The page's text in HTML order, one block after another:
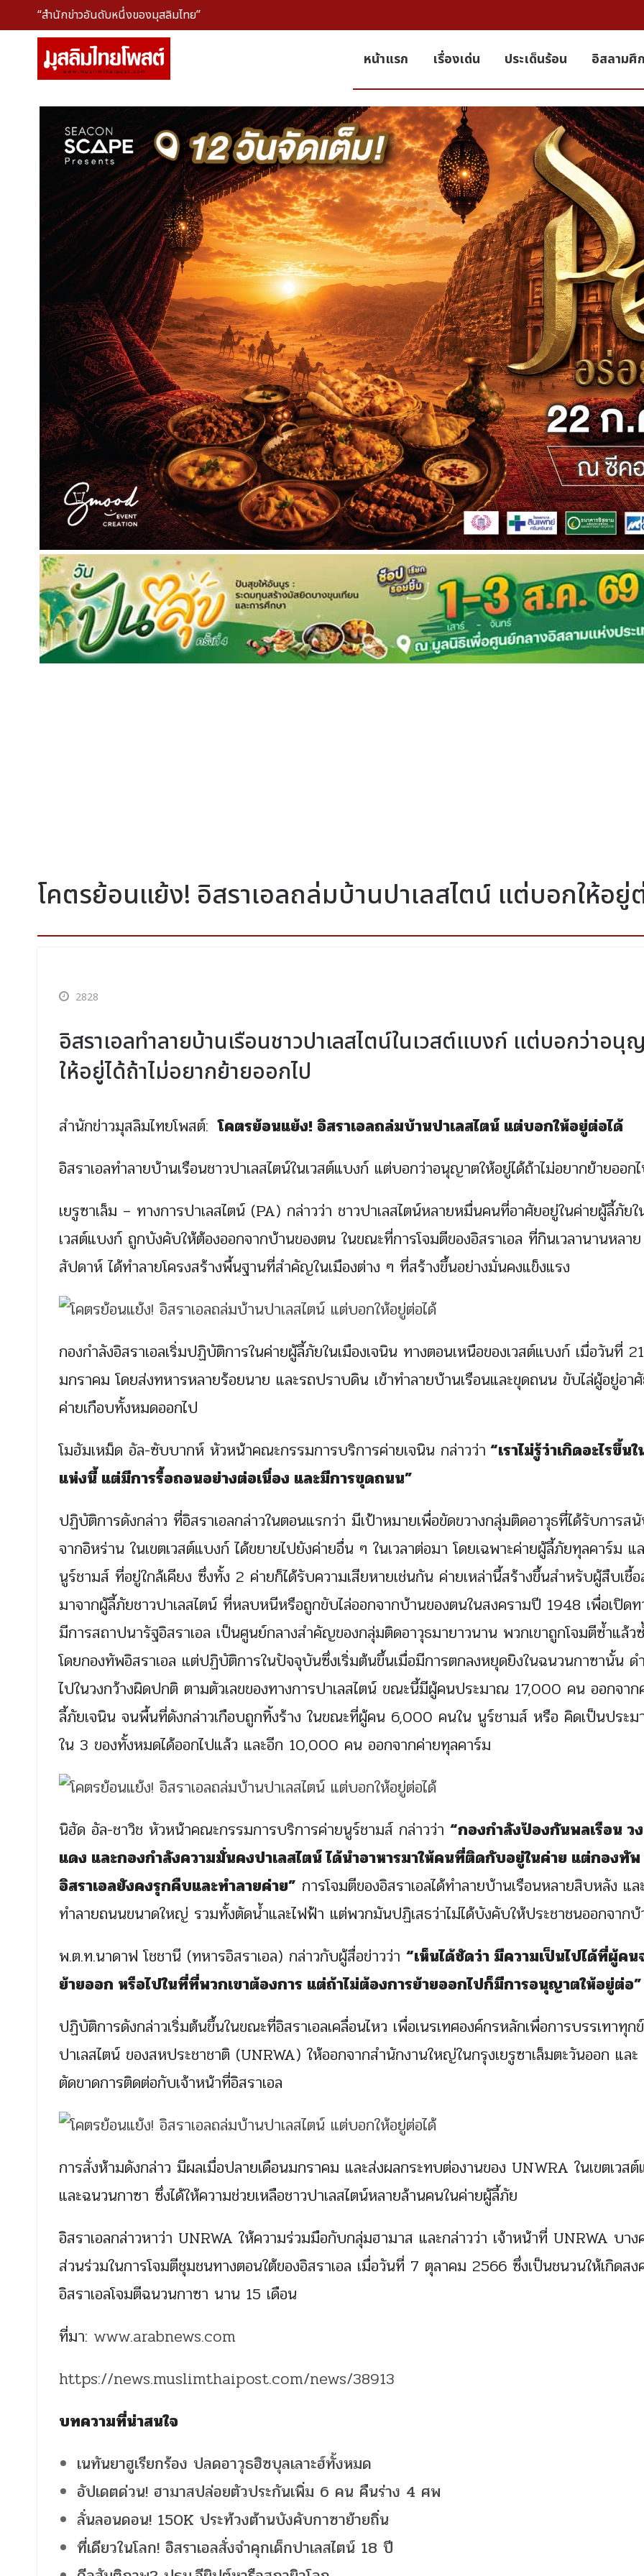
“สำนักข่าวอันดับหนึ่งของมุสลิมไทย”
หน้าแรก เรื่องเด่น ประเด็นร้อน อิสลามศึ
โคตรย้อนแย้ง! อิสราเอลถล่มบ้านปาเลสไตน์ แต่บอกให้อยู่
2828
อิสราเอลทำลายบ้านเรือนชาวปาเลสไตน์ในเวสต์แบงก์ แต่บอกว่าอนุ
ให้อยู่ได้ถ้าไม่อยากย้ายออกไป
สำนักข่าวมุสลิมไทยโพสต์: โคตรย้อนแย้ง! อิสราเอลถล่มบ้านปาเลสไตน์ แต่บอกให้อยู่ต่อได้
อิสราเอลทำลายบ้านเรือนชาวปาเลสไตน์ในเวสต์แบงก์ แต่บอกว่าอนุญาตให้อยู่ได้ถ้าไม่อยากย้ายออก
เยรูซาเล็ม – ทางการปาเลสไตน์ (PA) กล่าวว่า ชาวปาเลสไตน์หลายหมื่นคนที่อาศัยอยู่ในค่ายผู้ลี้ภัยใ
เวสต์แบงก์ ถูกบังคับให้ต้องออกจากบ้านของตน ในขณะที่การโจมตีของอิสราเอล ที่กินเวลานานหลาย
สัปดาห์ ได้ทำลายโครงสร้างพื้นฐานที่สำคัญในเมืองต่าง ๆ ที่สร้างขึ้นอย่างมั่นคงแข็งแรง
กองกำลังอิสราเอลเริ่มปฏิบัติการในค่ายผู้ลี้ภัยในเมืองเจนิน ทางตอนเหนือของเวสต์แบงก์ เมื่อวันที่ 21
มกราคม โดยส่งทหารหลายร้อยนาย และรถปราบดิน เข้าทำลายบ้านเรือนและขุดถนน ขับไล่ผู้อยู่อา
ค่ายเกือบทั้งหมดออกไป
โมฮัมเหม็ด อัล-ซับบากห์ หัวหน้าคณะกรรมการบริการค่ายเจนิน กล่าวว่า “เราไม่รู้ว่าเกิดอะไรขึ้น
แห่งนี้ แต่มีการรื้อถอนอย่างต่อเนื่อง และมีการขุดถนน”
ปฏิบัติการดังกล่าว ที่อิสราเอลกล่าวในตอนแรกว่า มีเป้าหมายเพื่อขัดขวางกลุ่มติดอาวุธที่ได้รับการส
จากอิหร่าน ในเขตเวสต์แบงก์ ได้ขยายไปยังค่ายอื่น ๆ ในเวลาต่อมา โดยเฉพาะค่ายผู้ลี้ภัยทุลคาร์ม แ
นูร์ชามส์ ที่อยู่ใกล้เคียง ซึ่งทั้ง 2 ค่ายก็ได้รับความเสียหายเช่นกัน ค่ายเหล่านี้สร้างขึ้นสำหรับผู้สืบเชื้
มาจากผู้ลี้ภัยชาวปาเลสไตน์ ที่หลบหนีหรือถูกขับไล่ออกจากบ้านของตนในสงครามปี 1948 เพื่อเปิดท
มีการสถาปนารัฐอิสราเอล เป็นศูนย์กลางสำคัญของกลุ่มติดอาวุธมายาวนาน พวกเขาถูกโจมตีซ้ำแล้ว
โดยกองทัพอิสราเอล แต่ปฏิบัติการในปัจจุบันซึ่งเริ่มต้นขึ้นเมื่อมีการตกลงหยุดยิงในฉนวนกาซานั้น ด
ไปในวงกว้างผิดปกติ ตามตัวเลขของทางการปาเลสไตน์ ขณะนี้มีผู้คนประมาณ 17,000 คน ออกจาก
ลี้ภัยเจนิน จนพื้นที่ดังกล่าวเกือบถูกทิ้งร้าง ในขณะที่ผู้คน 6,000 คนใน นูร์ชามส์ หรือ คิดเป็นประ
ใน 3 ของทั้งหมดได้ออกไปแล้ว และอีก 10,000 คน ออกจากค่ายทุลคาร์ม
นิฮัด อัล-ชาวิช หัวหน้าคณะกรรมการบริการค่ายนูร์ชามส์ กล่าวว่า “กองกำลังป้องกันพลเรือน ว
แดง และกองกำลังความมั่นคงปาเลสไตน์ ได้นำอาหารมาให้คนที่ติดกับอยู่ในค่าย แต่กองทัพ
อิสราเอลยังคงรุกคืบและทำลายค่าย” การโจมตีของอิสราเอลได้ทำลายบ้านเรือนหลายสิบหลัง แล
ทำลายถนนขนาดใหญ่ รวมทั้งตัดน้ำและไฟฟ้า แต่พวกมันปฏิเสธว่าไม่ได้บังคับให้ประชาชนออกจาก
พ.ต.ท.นาดาฟ โชชานี (ทหารอิสราเอล) กล่าวกับผู้สื่อข่าวว่า “เห็นได้ชัดว่า มีความเป็นไปได้ที่ผู้คน
ย้ายออก หรือไปในที่ที่พวกเขาต้องการ แต่ถ้าไม่ต้องการย้ายออกไปก็มีการอนุญาตให้อยู่ต่อ”
ปฏิบัติการดังกล่าวเริ่มต้นขึ้นในขณะที่อิสราเอลเคลื่อนไหว เพื่อเนรเทศองค์กรหลักเพื่อการบรรเทาทุก
ปาเลสไตน์ ของสหประชาชาติ (UNRWA) ให้ออกจากสำนักงานใหญ่ในกรุงเยรูซาเล็มตะวันออก และ
ตัดขาดการติดต่อกับเจ้าหน้าที่อิสราเอล
การสั่งห้ามดังกล่าว มีผลเมื่อปลายเดือนมกราคม และส่งผลกระทบต่องานของ UNWRA ในเขตเวส
และฉนวนกาซา ซึ่งได้ให้ความช่วยเหลือชาวปาเลสไตน์หลายล้านคนในค่ายผู้ลี้ภัย
อิสราเอลกล่าวหาว่า UNRWA ให้ความร่วมมือกับกลุ่มฮามาส และกล่าวว่า เจ้าหน้าที่ UNRWA บา
ส่วนร่วมในการโจมตีชุมชนทางตอนใต้ของอิสราเอล เมื่อวันที่ 7 ตุลาคม 2566 ซึ่งเป็นชนวนให้เกิดสง
อิสราเอลโจมตีฉนวนกาซา นาน 15 เดือน
ที่มา: www.arabnews.com
https://news.muslimthaipost.com/news/38913
บทความที่น่าสนใจ
เนทันยาฮูเรียกร้อง ปลดอาวุธฮิซบุลเลาะฮ์ทั้งหมด
อัปเดตด่วน! ฮามาสปล่อยตัวประกันเพิ่ม 6 คน คืนร่าง 4 ศพ
ลั่นลอนดอน! 150K ประท้วงต้านบังคับกาซาย้ายถิ่น
ที่เดียวในโลก! อิสราเอลสั่งจำคุกเด็กปาเลสไตน์ 18 ปี